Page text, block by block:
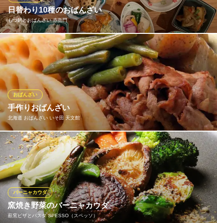
日替わり10種のおばんざい
もつ鍋とおばんざい 赤衛門
どこか懐かしく、ほっと癒される手作りの「おばんざい」をご用
意しております。旬の素材を活かした優しい味わいは、お酒のお
供にぴったり。お仕事帰りのサク飲みや、語り合いたい夜にぜひ
ご賞味ください。
もつ鍋とおばんざい 赤衛門
もつ鍋とおばんざい
鹿児島市電（系統1）天文館通駅 徒歩2分
鹿児島県鹿児島市千日町6-1 天文館フラワービルB1
手作りおばんざい
北海道 おばんざい いそ田 天文館
おばんざい
その日によってお料理内容が変わります。詳しくは店頭にてご確
認くださいませ。
北海道 おばんざい いそ田 天文館
産地直送おばんざい料理
鹿児島市電（系統1）高見馬場駅 徒歩3分
鹿児島県鹿児島市山之口町10-11 久保ビル1F
窯焼き野菜のバーニャカウダ
薪窯ピザとパスタ SPESSO（スペッソ）
バーニャカウダ